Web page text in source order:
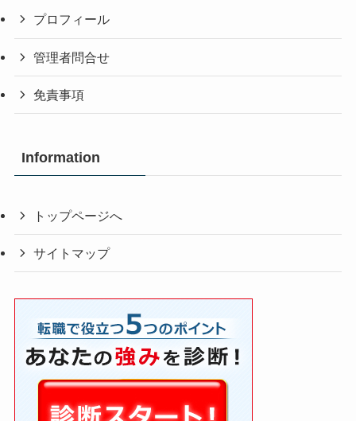
プロフィール
管理者問合せ
免責事項
Information
トップページへ
サイトマップ